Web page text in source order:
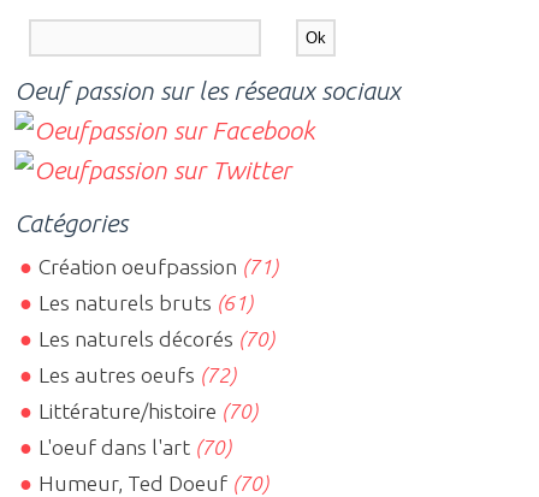
Oeuf passion sur les réseaux sociaux
Catégories
Création oeufpassion (71)
Les naturels bruts (61)
Les naturels décorés (70)
Les autres oeufs (72)
Littérature/histoire (70)
L'oeuf dans l'art (70)
Humeur, Ted Doeuf (70)